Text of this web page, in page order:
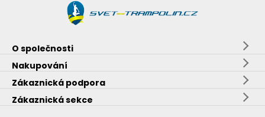
O společnosti
Nakupování
Zákaznická podpora
Zákaznická sekce